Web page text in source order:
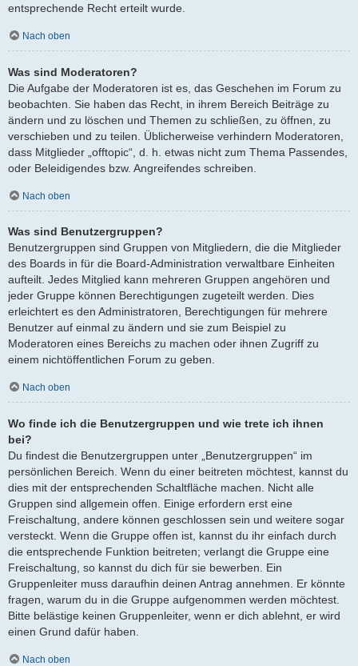
entsprechende Recht erteilt wurde.
Nach oben
Was sind Moderatoren?
Die Aufgabe der Moderatoren ist es, das Geschehen im Forum zu
beobachten. Sie haben das Recht, in ihrem Bereich Beiträge zu
ändern und zu löschen und Themen zu schließen, zu öffnen, zu
verschieben und zu teilen. Üblicherweise verhindern Moderatoren,
dass Mitglieder „offtopic“, d. h. etwas nicht zum Thema Passendes,
oder Beleidigendes bzw. Angreifendes schreiben.
Nach oben
Was sind Benutzergruppen?
Benutzergruppen sind Gruppen von Mitgliedern, die die Mitglieder
des Boards in für die Board-Administration verwaltbare Einheiten
aufteilt. Jedes Mitglied kann mehreren Gruppen angehören und
jeder Gruppe können Berechtigungen zugeteilt werden. Dies
erleichtert es den Administratoren, Berechtigungen für mehrere
Benutzer auf einmal zu ändern und sie zum Beispiel zu
Moderatoren eines Bereichs zu machen oder ihnen Zugriff zu
einem nichtöffentlichen Forum zu geben.
Nach oben
Wo finde ich die Benutzergruppen und wie trete ich ihnen
bei?
Du findest die Benutzergruppen unter „Benutzergruppen“ im
persönlichen Bereich. Wenn du einer beitreten möchtest, kannst du
dies mit der entsprechenden Schaltfläche machen. Nicht alle
Gruppen sind allgemein offen. Einige erfordern erst eine
Freischaltung, andere können geschlossen sein und weitere sogar
versteckt. Wenn die Gruppe offen ist, kannst du ihr einfach durch
die entsprechende Funktion beitreten; verlangt die Gruppe eine
Freischaltung, so kannst du dich für sie bewerben. Ein
Gruppenleiter muss daraufhin deinen Antrag annehmen. Er könnte
fragen, warum du in die Gruppe aufgenommen werden möchtest.
Bitte belästige keinen Gruppenleiter, wenn er dich ablehnt, er wird
einen Grund dafür haben.
Nach oben